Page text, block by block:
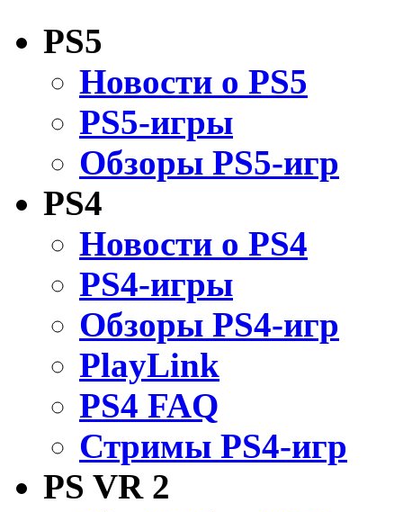
PS5
Новости о PS5
PS5-игры
Обзоры PS5-игр
PS4
Новости о PS4
PS4-игры
Обзоры PS4-игр
PlayLink
PS4 FAQ
Стримы PS4-игр
PS VR 2